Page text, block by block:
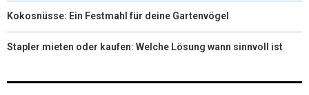
Kokosnüsse: Ein Festmahl für deine Gartenvögel
Stapler mieten oder kaufen: Welche Lösung wann sinnvoll ist